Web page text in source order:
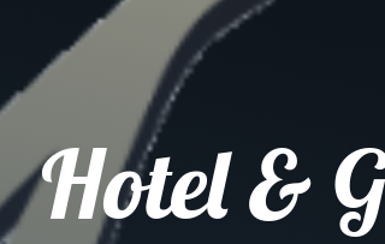
Hotel &